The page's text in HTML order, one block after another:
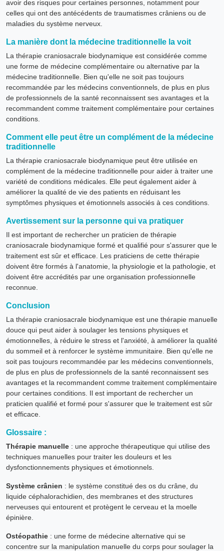
avoir des risques pour certaines personnes, notamment pour
celles qui ont des antécédents de traumatismes crâniens ou de
maladies du système nerveux.
La manière dont la médecine traditionnelle la voit
La thérapie craniosacrale biodynamique est considérée comme
une forme de médecine complémentaire ou alternative par la
médecine traditionnelle. Bien qu'elle ne soit pas toujours
recommandée par les médecins conventionnels, de plus en plus
de professionnels de la santé reconnaissent ses avantages et la
recommandent comme traitement complémentaire pour certaines
conditions.
Comment elle peut être un complément de la médecine
traditionnelle
La thérapie craniosacrale biodynamique peut être utilisée en
complément de la médecine traditionnelle pour aider à traiter une
variété de conditions médicales. Elle peut également aider à
améliorer la qualité de vie des patients en réduisant les
symptômes physiques et émotionnels associés à ces conditions.
Avertissement sur la personne qui va pratiquer
Il est important de rechercher un praticien de thérapie
craniosacrale biodynamique formé et qualifié pour s'assurer que le
traitement est sûr et efficace. Les praticiens de cette thérapie
doivent être formés à l'anatomie, la physiologie et la pathologie, et
doivent être accrédités par une organisation professionnelle
reconnue.
Conclusion
La thérapie craniosacrale biodynamique est une thérapie manuelle
douce qui peut aider à soulager les tensions physiques et
émotionnelles, à réduire le stress et l'anxiété, à améliorer la qualité
du sommeil et à renforcer le système immunitaire. Bien qu'elle ne
soit pas toujours recommandée par les médecins conventionnels,
de plus en plus de professionnels de la santé reconnaissent ses
avantages et la recommandent comme traitement complémentaire
pour certaines conditions. Il est important de rechercher un
praticien qualifié et formé pour s'assurer que le traitement est sûr
et efficace.
Glossaire :
Thérapie manuelle : une approche thérapeutique qui utilise des
techniques manuelles pour traiter les douleurs et les
dysfonctionnements physiques et émotionnels.
Système crânien : le système constitué des os du crâne, du
liquide céphalorachidien, des membranes et des structures
nerveuses qui entourent et protègent le cerveau et la moelle
épinière.
Ostéopathie : une forme de médecine alternative qui se
concentre sur la manipulation manuelle du corps pour soulager la